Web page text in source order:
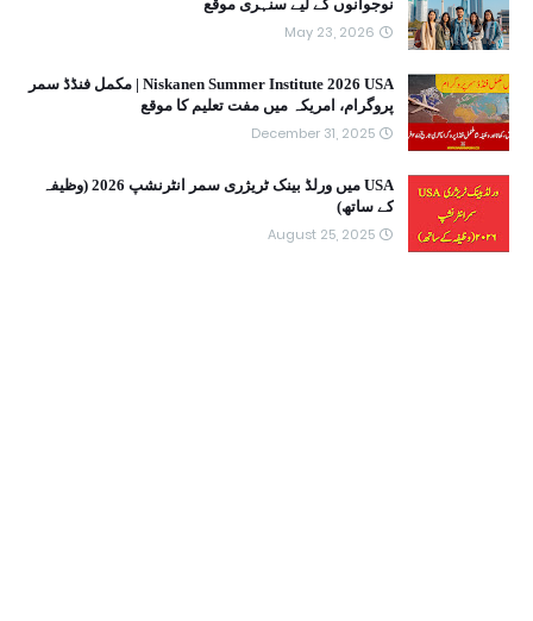
نوجوانوں کے لیے سنہری موقع
May 23, 2026
Niskanen Summer Institute 2026 USA | مکمل فنڈڈ سمر
پروگرام، امریکہ میں مفت تعلیم کا موقع
December 31, 2025
USA میں ورلڈ بینک ٹریژری سمر انٹرنشپ 2026 (وظیفہ
کے ساتھ)
August 25, 2025